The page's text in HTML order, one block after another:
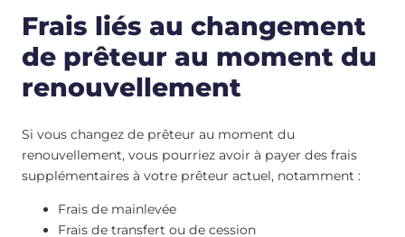
Frais liés au changement
de prêteur au moment du
renouvellement
Si vous changez de prêteur au moment du
renouvellement, vous pourriez avoir à payer des frais
supplémentaires à votre prêteur actuel, notamment :
Frais de mainlevée
Frais de transfert ou de cession